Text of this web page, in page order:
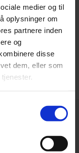
medier og til
oplysninger om
partnere inden
og
disse
dem, eller som